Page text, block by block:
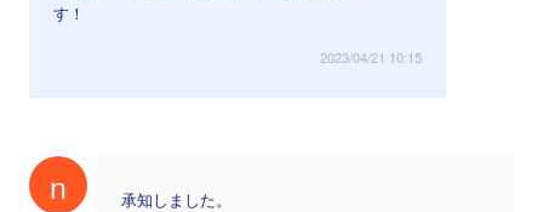
す！
2023/04/21 10:15
n
承知しました。